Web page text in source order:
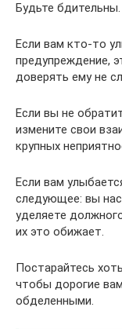
Будьте бдительны.
Если вам кто-то
предупреждение,
доверять ему не
Если вы не
измените свои
крупных
Если вам
следующее: вы
уделяете
их это обижает.
Постарайтесь
чтобы дорогие
обделенными.